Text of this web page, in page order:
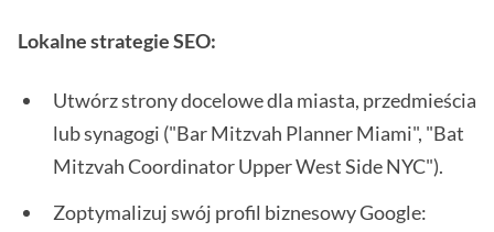
Lokalne strategie SEO:
Utwórz strony docelowe dla miasta, przedmieścia
lub synagogi ("Bar Mitzvah Planner Miami", "Bat
Mitzvah Coordinator Upper West Side NYC").
Zoptymalizuj swój profil biznesowy Google: